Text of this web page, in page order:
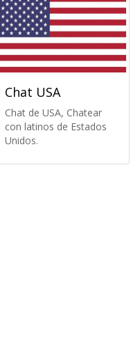
Chat USA
Chat de USA, Chatear
con latinos de Estados
Unidos.